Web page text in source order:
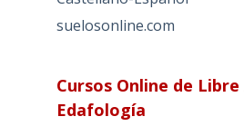
suelosonline.com
Cursos Online de
Edafología